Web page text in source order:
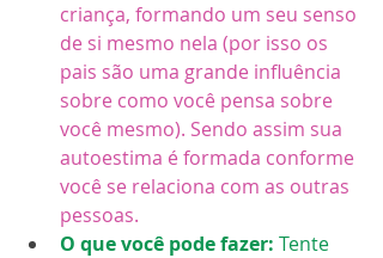
criança, formando um seu senso
de si mesmo nela (por isso os
pais são uma grande influência
sobre como você pensa sobre
você mesmo). Sendo assim sua
autoestima é formada conforme
você se relaciona com as outras
pessoas.
O que você pode fazer: Tente